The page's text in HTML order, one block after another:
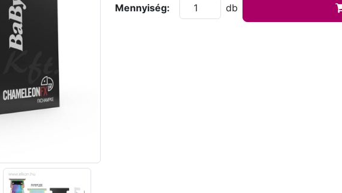
Mennyiség: db